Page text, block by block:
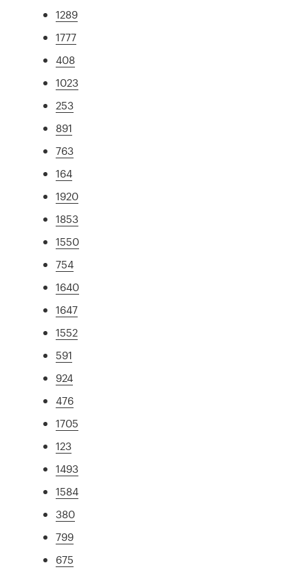
1289
1777
408
1023
253
891
763
164
1920
1853
1550
754
1640
1647
1552
591
924
476
1705
123
1493
1584
380
799
675